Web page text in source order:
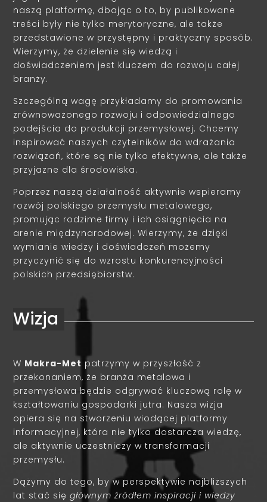
naszą platformę, dbając o to, by publikowane
treści były nie tylko merytoryczne, ale także
przedstawione w przystępny i praktyczny sposób.
Wierzymy, że dzielenie się wiedzą i
doświadczeniem jest kluczem do rozwoju całej
branży.
Szczególną wagę przykładamy do promowania
zrównoważonego rozwoju i odpowiedzialnego
podejścia do produkcji przemysłowej. Chcemy
inspirować naszych czytelników do wdrażania
rozwiązań, które są nie tylko efektywne, ale także
przyjazne dla środowiska.
Poprzez naszą działalność aktywnie wspieramy
rozwój polskiego przemysłu metalowego,
promując rodzime firmy i ich osiągnięcia na
arenie międzynarodowej. Wierzymy, że dzięki
wymianie wiedzy i doświadczeń możemy
przyczynić się do wzrostu konkurencyjności
polskich przedsiębiorstw.
Wizja
W Makra-Met patrzymy w przyszłość z
przekonaniem, że branża metalowa i
przemysłowa będzie odgrywać kluczową rolę w
kształtowaniu gospodarki jutra. Nasza wizja
opiera się na stworzeniu wiodącej platformy
informacyjnej, która nie tylko dostarcza wiedzę,
ale aktywnie uczestniczy w transformacji
przemysłu.
Dążymy do tego, by w perspektywie najbliższych
lat stać sięgłównym źródłem inspiracji i wiedzy